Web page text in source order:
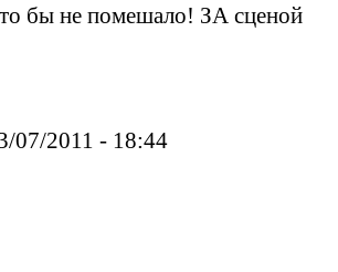
бы не помешало! ЗА сценой
07/2011 - 18:44